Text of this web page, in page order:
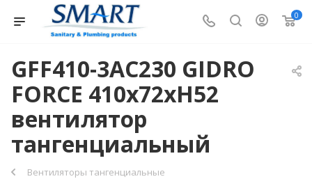
0
GFF410-3AC230 GIDRO
FORCE 410х72хH52
вентилятор
тангенциальный
Вентиляторы тангенциальные